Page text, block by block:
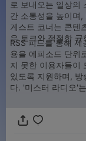
로 보내오는 일상의
간 소통성을 높이며
게스트 코너는 콘텐
은 토크와 적절한
RSS 피드를 통해
용을 에피소드 단위
지 못한 이용자들이
있도록 지원하며,
다. '미스터 라디오'
일을 고수하며 KBS